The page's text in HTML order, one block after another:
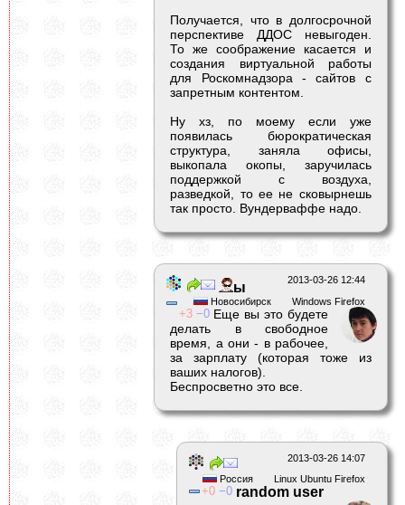
Получается, что в долгосрочной
перспективе ДДОС невыгоден.
То же соображение касается и
создания виртуальной работы
для Роскомнадзора - сайтов с
запретным контентом.
Ну хз, по моему если уже
появилась бюрократическая
структура, заняла офисы,
выкопала окопы, заручилась
поддержкой с воздуха,
разведкой, то ее не сковырнешь
так просто. Вундерваффе надо.
2013-03-26 12:44
Windows Firefox
Новосибирск
3 0
ы
Еще вы это будете
делать в свободное
время, а они - в рабочее,
за зарплату (которая тоже из
ваших налогов).
Беспросветно это все.
2013-03-26 14:07
Linux Ubuntu Firefox
Россия
0 0 random user